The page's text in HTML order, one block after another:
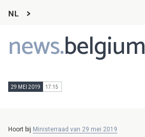
NL
news.belgium
Main
navigation
29 MEI 2019 17:15
Hoort bij Ministerraad van 29 mei 2019